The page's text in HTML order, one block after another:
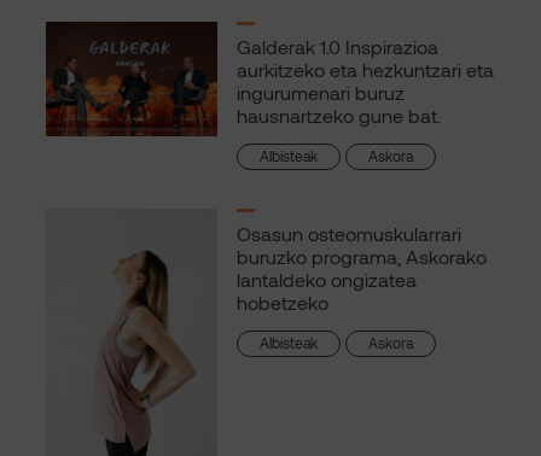
Galderak 1.0 Inspirazioa
aurkitzeko eta hezkuntzari eta
ingurumenari buruz
hausnartzeko gune bat.
Albisteak Askora
Osasun osteomuskularrari
buruzko programa, Askorako
lantaldeko ongizatea
hobetzeko
Albisteak Askora